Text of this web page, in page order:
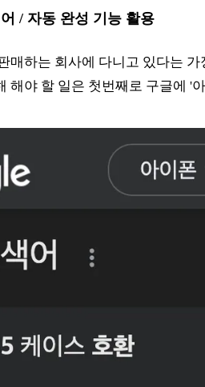
/ 자동 완성 기능 활용
매하는 회사에 다니고 있다는
해야 할 일은 첫번째로 구글에 '